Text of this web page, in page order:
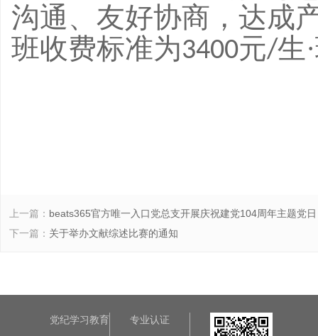
沟通、友好协商，达成
班收费标准为3400元/生·
上一篇： beats365官方唯一入口党总支开展庆祝建党104周年主题党日
下一篇： 关于举办文献综述比赛的通知
党纪学习教育
专业认证